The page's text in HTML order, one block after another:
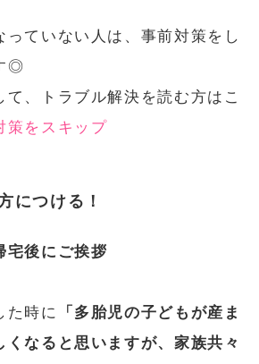
っていない人は、事前対策をし
◎
て、トラブル解決を読む方はこ
をスキップ
につける！
宅後にご挨拶
た時に
「多胎児の子どもが産ま
くなると思いますが、家族共々